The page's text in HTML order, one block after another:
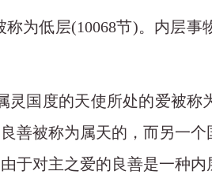
称为低层(10068节)。内层事
国度的天使所处的爱被
善被称为属天的，而另一
于对主之爱的良善是一种